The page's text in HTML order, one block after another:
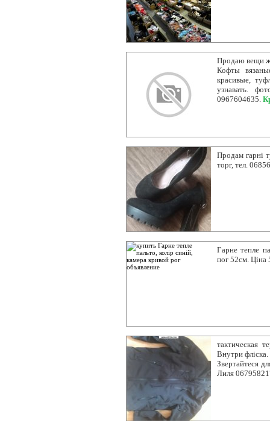
Продаю вещи
Кофты
красивые,
узнавать.
0967604635.
Продам гарні
торг, тел.
Гарне тепле
пог 52см. Ціна
тактическая
Внутри фліска.
Звертайтеся
Лиля